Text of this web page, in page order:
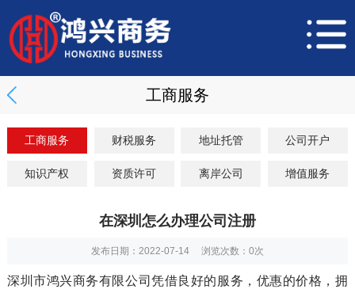
工商服务
工商服务 财税服务 地址托管 公司开户
知识产权 资质许可 离岸公司 增值服务
在深圳怎么办理公司注册
发布日期：2022-07-14 浏览次数： 0次
深圳市鸿兴商务有限公司凭借良好的服务，优惠的价格，拥